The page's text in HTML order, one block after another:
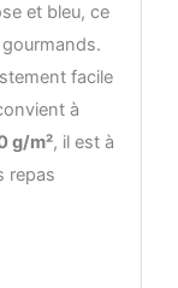
et bleu, ce
facile
à
g/m², il est à
repas